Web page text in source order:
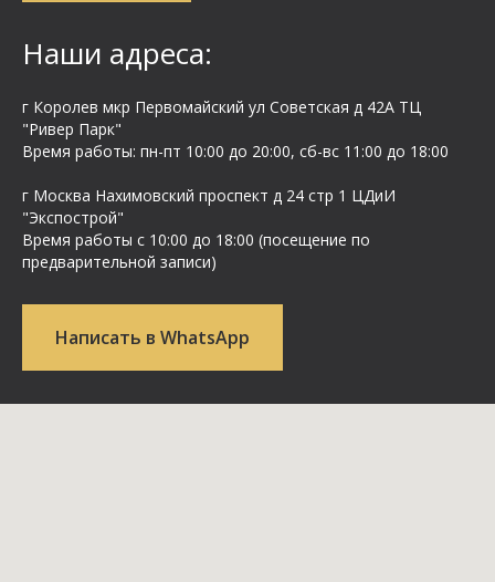
Наши адреса:
г Королев мкр Первомайский ул Cоветская д 42А ТЦ
"Ривер Парк"
Время работы: пн-пт 10:00 до 20:00, сб-вс 11:00 до 18:00
г Москва Нахимовский проспект д 24 стр 1 ЦДиИ
"Экспострой"
Время работы с 10:00 до 18:00 (посещение по
предварительной записи)
Написать в WhatsApp